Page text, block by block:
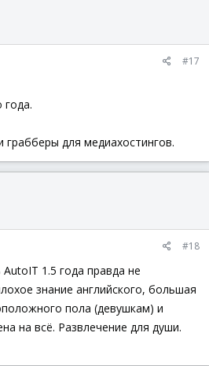
#17
года.
для медиахостингов.
#18
1.5 года правда не
знание английского, большая
пола (девушкам) и
на всё. Развлечение для души.